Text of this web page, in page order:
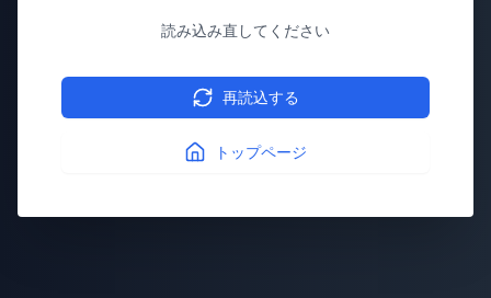
読み込み直してください
再読込する
トップページ